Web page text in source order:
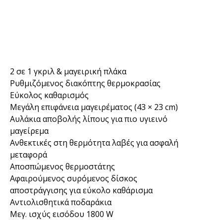
2 σε 1 γκριλ & μαγειρική πλάκα
Ρυθμιζόμενος διακόπτης θερμοκρασίας
Εύκολος καθαρισμός
Μεγάλη επιφάνεια μαγειρέματος (43 × 23 cm)
Αυλάκια αποβολής λίπους για πιο υγιεινό
μαγείρεμα
Ανθεκτικές στη θερμότητα λαβές για ασφαλή
μεταφορά
Αποσπώμενος θερμοστάτης
Αφαιρούμενος συρόμενος δίσκος
αποστράγγισης για εύκολο καθάρισμα
Αντιολισθητικά ποδαράκια
Μεγ. ισχύς εισόδου 1800 W